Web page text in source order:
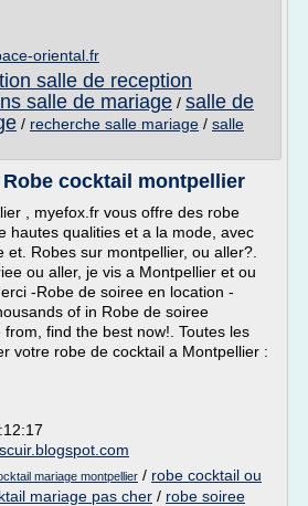
oriental.fr
salle de reception
salle de mariage / salle de
/ recherche salle mariage / salle
cocktail montpellier
, myefox.fr vous offre des robe
hautes qualities et a la mode, avec
et. Robes sur montpellier, ou aller?.
ou aller, je vis a Montpellier et ou
-Robe de soiree en location -
of in Robe de soiree
find the best now!. Toutes les
votre robe de cocktail a Montpellier :
mariage montpellier / robe cocktail ou
mariage pas cher / robe soiree